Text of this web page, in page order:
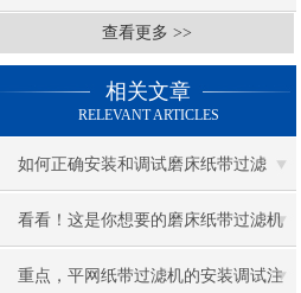
查看更多 >>
相关文章
RELEVANT ARTICLES
如何正确安装和调试磨床纸带过滤
机？
看看！这是你想要的磨床纸带过滤机
的相关介绍吗？
重点，平网纸带过滤机的安装调试注